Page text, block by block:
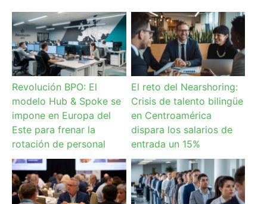
Revolución BPO: El
modelo Hub & Spoke se
impone en Europa del
Este para frenar la
rotación de personal
El reto del Nearshoring:
Crisis de talento bilingüe
en Centroamérica
dispara los salarios de
entrada un 15%